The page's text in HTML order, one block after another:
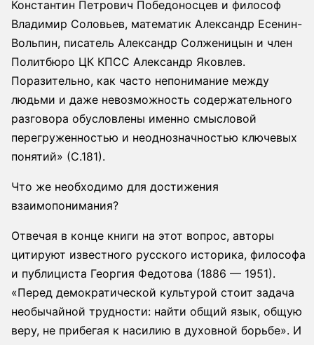
Константин Петрович Победоносцев и философ
Владимир Соловьев, математик Александр Есенин-
Вольпин, писатель Александр Солженицын и член
Политбюро ЦК КПСС Александр Яковлев.
Поразительно, как часто непонимание между
людьми и даже невозможность содержательного
разговора обусловлены именно смысловой
перегруженностью и неоднозначностью ключевых
понятий» (С.181).
Что же необходимо для достижения
взаимопонимания?
Отвечая в конце книги на этот вопрос, авторы
цитируют известного русского историка, философа
и публициста Георгия Федотова (1886 — 1951).
«Перед демократической культурой стоит задача
необычайной трудности: найти общий язык, общую
веру, не прибегая к насилию в духовной борьбе». И